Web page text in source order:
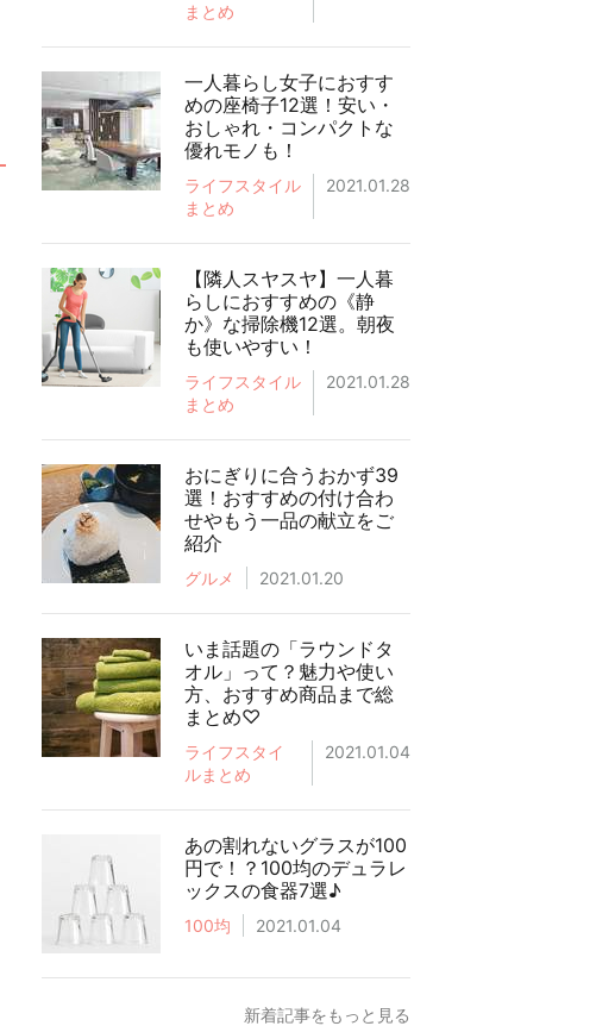
まとめ
一人暮らし女子におすす
めの座椅子12選！安い・
おしゃれ・コンパクトな
優れモノも！
ライフスタイル
まとめ
2021.01.28
【隣人スヤスヤ】一人暮
らしにおすすめの《静
か》な掃除機12選。朝夜
も使いやすい！
ライフスタイル
まとめ
2021.01.28
おにぎりに合うおかず39
選！おすすめの付け合わ
せやもう一品の献立をご
紹介
グルメ 2021.01.20
いま話題の「ラウンドタ
オル」って？魅力や使い
方、おすすめ商品まで総
まとめ♡
ライフスタイ
ルまとめ
2021.01.04
あの割れないグラスが100
円で！？100均のデュラレ
ックスの食器7選♪
100均 2021.01.04
新着記事をもっと見る